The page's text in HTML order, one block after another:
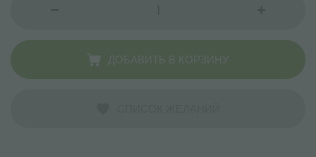
ДОБАВИТЬ В КОРЗИНУ